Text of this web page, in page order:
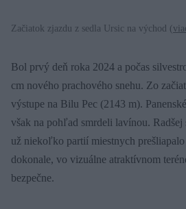
Začiatok zjazdu z sedla Ursic na východ (
Bol prvý deň roka 2024 a počas
cm nového prachového snehu. Zo
výstupe na Bilu Pec (2143 m).
však na pohľad smrdeli lavínou.
už niekoľko partií miestnych
dokonale, vo vizuálne atraktívnom
bezpečne.